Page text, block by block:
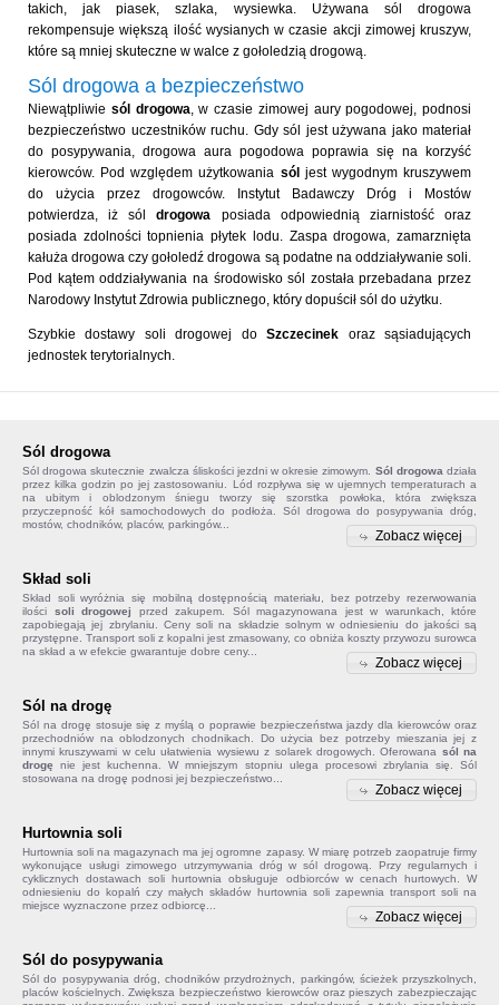
takich, jak piasek, szlaka, wysiewka. Używana sól drogowa
rekompensuje większą ilość wysianych w czasie akcji zimowej kruszyw,
które są mniej skuteczne w walce z gołoledzią drogową.
Sól drogowa a bezpieczeństwo
Niewątpliwie sól drogowa, w czasie zimowej aury pogodowej, podnosi
bezpieczeństwo uczestników ruchu. Gdy sól jest używana jako materiał
do posypywania, drogowa aura pogodowa poprawia się na korzyść
kierowców. Pod względem użytkowania sól jest wygodnym kruszywem
do użycia przez drogowców. Instytut Badawczy Dróg i Mostów
potwierdza, iż sóldrogowa posiada odpowiednią ziarnistość oraz
posiada zdolności topnienia płytek lodu. Zaspa drogowa, zamarznięta
kałuża drogowa czy gołoledź drogowa są podatne na oddziaływanie soli.
Pod kątem oddziaływania na środowisko sól została przebadana przez
Narodowy Instytut Zdrowia publicznego, który dopuścił sól do użytku.
Szybkie dostawy soli drogowej doSzczecinek oraz sąsiadujących
jednostek terytorialnych.
Sól drogowa
Sól drogowa skutecznie zwalcza śliskości jezdni w okresie zimowym. Sól drogowa działa
przez kilka godzin po jej zastosowaniu. Lód rozpływa się w ujemnych temperaturach a
na ubitym i oblodzonym śniegu tworzy się szorstka powłoka, która zwiększa
przyczepność kół samochodowych do podłoża. Sól drogowa do posypywania dróg,
mostów, chodników, placów, parkingów...
Zobacz więcej
Skład soli
Skład soliwyróżnia się mobilną dostępnością materiału, bez potrzeby rezerwowania
ilości soli drogowej przed zakupem. Sól magazynowana jest w warunkach, które
zapobiegają jej zbrylaniu. Ceny soli na składzie solnym w odniesieniu do jakości są
przystępne. Transport soli z kopalni jest zmasowany, co obniża koszty przywozu surowca
na skład a w efekcie gwarantuje dobre ceny...
Zobacz więcej
Sól na drogę
Sól na drogę stosuje się z myślą o poprawie bezpieczeństwa jazdy dla kierowców oraz
przechodniów na oblodzonych chodnikach. Do użycia bez potrzeby mieszania jej z
innymi kruszywami w celu ułatwienia wysiewu z solarek drogowych. Oferowana sól na
drogę nie jest kuchenna. W mniejszym stopniu ulega procesowi zbrylania się. Sól
stosowana na drogę podnosi jej bezpieczeństwo...
Zobacz więcej
Hurtownia soli
Hurtownia soli na magazynach ma jej ogromne zapasy. W miarę potrzeb zaopatruje firmy
wykonujące usługi zimowego utrzymywania dróg w sól drogową. Przy regularnych i
cyklicznych dostawach soli hurtownia obsługuje odbiorców w cenach hurtowych. W
odniesieniu do kopalń czy małych składów hurtownia solizapewnia transport soli na
miejsce wyznaczone przez odbiorcę...
Zobacz więcej
Sól do posypywania
Sól do posypywania dróg, chodników przydrożnych, parkingów, ścieżek przyszkolnych,
placów kościelnych. Zwiększa bezpieczeństwo kierowców oraz pieszych zabezpieczając